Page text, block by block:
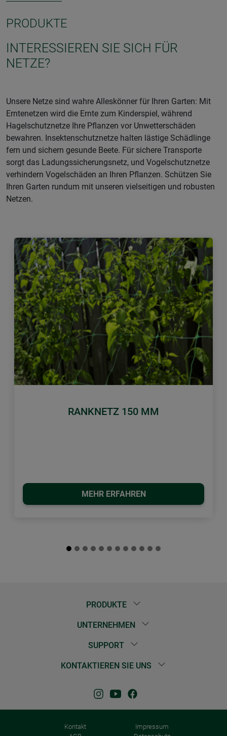
PRODUKTE
INTERESSIEREN SIE SICH FÜR
NETZE?
Unsere Netze sind wahre Alleskönner für Ihren Garten: Mit
Erntenetzen wird die Ernte zum Kinderspiel, während
Hagelschutznetze Ihre Pflanzen vor Unwetterschäden
bewahren. Insektenschutznetze halten lästige Schädlinge
fern und sichern gesunde Beete. Für sichere Transporte
sorgt das Ladungssicherungsnetz, und Vogelschutznetze
verhindern Vogelschäden an Ihren Pflanzen. Schützen Sie
Ihren Garten rundum mit unseren vielseitigen und robusten
Netzen.
RANKNETZ 150 MM
MEHR ERFAHREN
Zurück Weiter
PRODUKTE
UNTERNEHMEN
SUPPORT
KONTAKTIEREN SIE UNS
Kontakt
Impressum